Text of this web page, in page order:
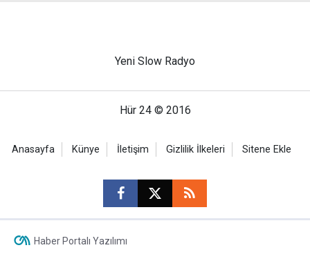
Yeni Slow Radyo
Hür 24 © 2016
Anasayfa Künye İletişim Gizlilik İlkeleri Sitene Ekle
Haber Portalı Yazılımı